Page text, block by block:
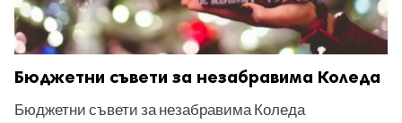
Бюджетни съвети за незабравима Коледа
Бюджетни съвети за незабравима Коледа